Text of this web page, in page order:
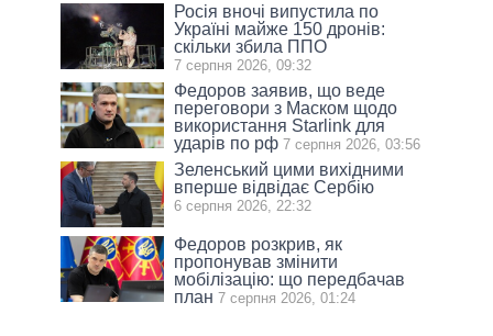
Росія вночі випустила по
Україні майже 150 дронів:
скільки збила ППО
7 серпня 2026, 09:32
Федоров заявив, що веде
переговори з Маском щодо
використання Starlink для
ударів по рф 7 серпня 2026, 03:56
Зеленський цими вихідними
вперше відвідає Сербію
6 серпня 2026, 22:32
Федоров розкрив, як
пропонував змінити
мобілізацію: що передбачав
план 7 серпня 2026, 01:24